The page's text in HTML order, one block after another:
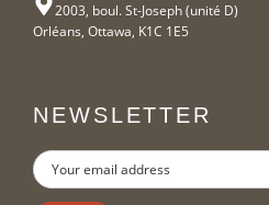
2003, boul. St-Joseph (unité D)
Orléans, Ottawa, K1C 1E5
NEWSLETTER